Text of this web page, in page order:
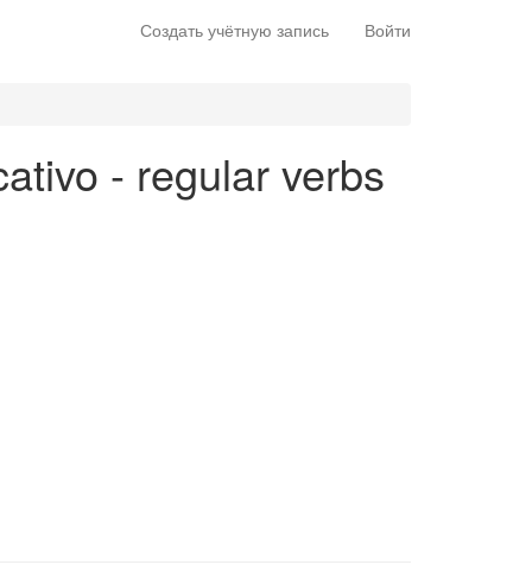
Создать учётную запись Войти
- regular verbs